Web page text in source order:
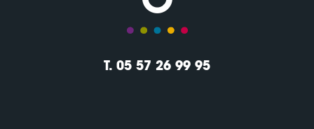
T. 05 57 26 99 95